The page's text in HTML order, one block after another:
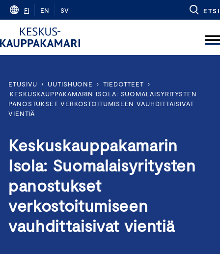
Skip
content
FI EN SV ETSI
ETUSIVU › UUTISHUONE › TIEDOTTEET
›
KESKUSKAUPPAKAMARIN ISOLA: SUOMALAISYRITYSTEN
PANOSTUKSET VERKOSTOITUMISEEN VAUHDITTAISIVAT
VIENTIÄ
Keskuskauppakamarin
Isola: Suomalaisyritysten
panostukset
verkostoitumiseen
vauhdittaisivat vientiä